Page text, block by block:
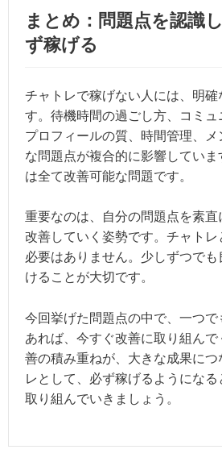
まとめ：問題点を認識
ず稼げる
チャトレで稼げない人には、明確
す。待機時間の過ごし方、コミュ
プロフィールの質、時間管理、メ
な問題点が複合的に影響してい
は全て改善可能な問題です。
重要なのは、自分の問題点を素
改善していく姿勢です。チャトレ
必要はありません。少しずつで
けることが大切です。
今回挙げた問題点の中で、一つ
あれば、今すぐ改善に取り組ん
善の積み重ねが、大きな成果につ
レとして、必ず稼げるようにな
取り組んでいきましょう。